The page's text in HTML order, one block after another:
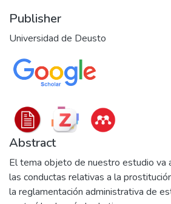
Publisher
Universidad de Deusto
Abstract
El tema objeto de nuestro estudio va
las conductas relativas a la
la reglamentación administrativa de